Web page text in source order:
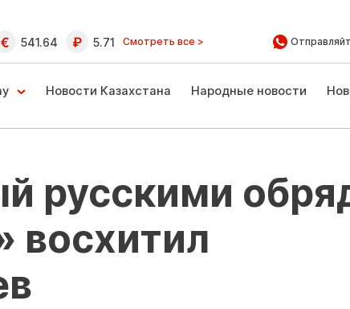
541.64 5.71 Смотреть все >
Новости Казахстана Народные новости
русскими
восхитил